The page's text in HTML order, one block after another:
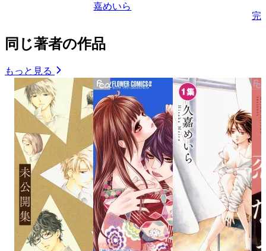
嘉めいら
完
同じ著者の作品
もっと見る